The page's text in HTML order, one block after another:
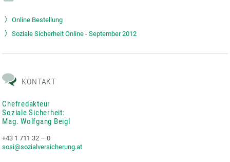
Online Bestellung
Soziale Sicherheit Online - September 2012
KONTAKT
Chefredakteur
Soziale Sicherheit:
Mag. Wolfgang Beigl
+43 1 711 32 – 0
sosi@sozialversicherung.at